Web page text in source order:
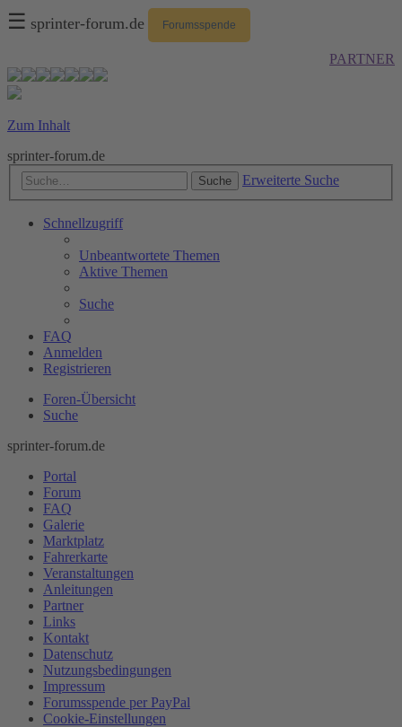
☰ sprinter-forum.de Forumsspende
PARTNER
Zum Inhalt
sprinter-forum.de
Suche Erweiterte Suche
Schnellzugriff
Unbeantwortete Themen
Aktive Themen
Suche
FAQ
Anmelden
Registrieren
Foren-Übersicht
Suche
sprinter-forum.de
Portal
Forum
FAQ
Galerie
Marktplatz
Fahrerkarte
Veranstaltungen
Anleitungen
Partner
Links
Kontakt
Datenschutz
Nutzungsbedingungen
Impressum
Forumsspende per PayPal
Cookie-Einstellungen